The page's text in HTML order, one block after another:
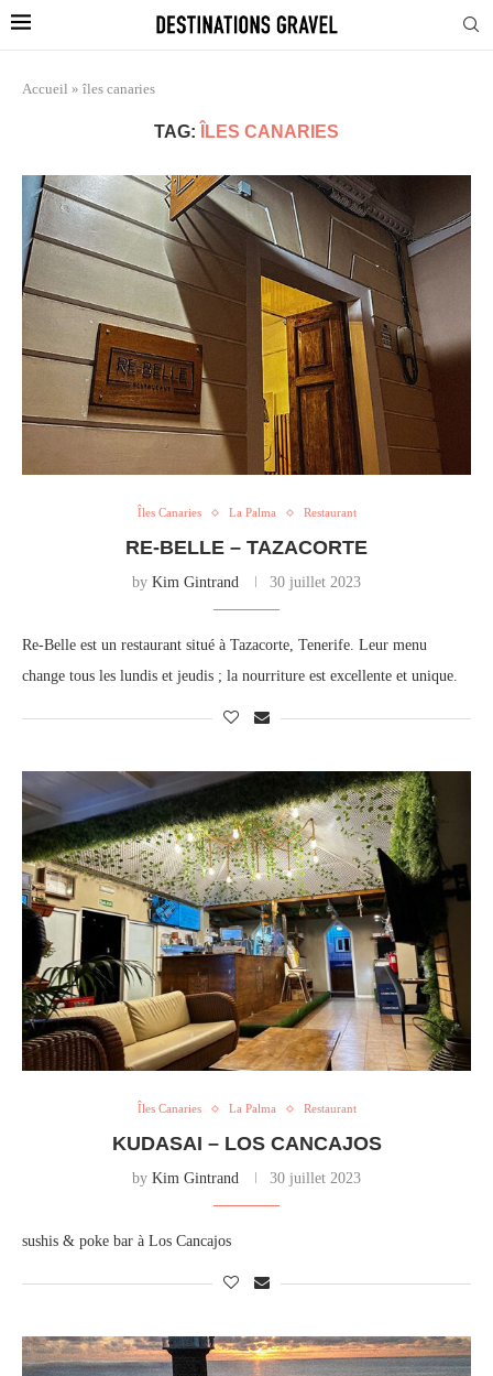
Accueil » îles canaries
TAG: ÎLES CANARIES
Îles Canaries La Palma Restaurant
RE-BELLE – TAZACORTE
by Kim Gintrand 30 juillet 2023
Re-Belle est un restaurant situé à Tazacorte, Tenerife. Leur menu
change tous les lundis et jeudis ; la nourriture est excellente et unique.
Îles Canaries La Palma Restaurant
KUDASAI – LOS CANCAJOS
by Kim Gintrand 30 juillet 2023
sushis & poke bar à Los Cancajos